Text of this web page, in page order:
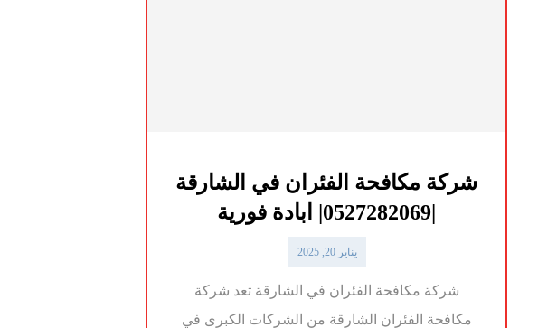
شركة مكافحة الفئران في الشارقة
|0527282069| ابادة فورية
يناير 20, 2025
شركة مكافحة الفئران في الشارقة تعد شركة
مكافحة الفئران الشارقة من الشركات الكبرى في